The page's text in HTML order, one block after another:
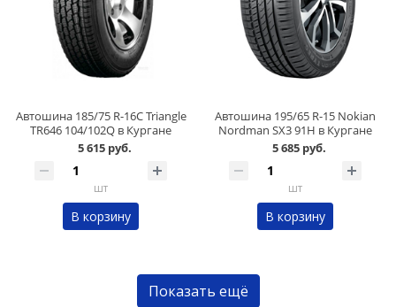
Автошина 185/75 R-16C Triangle
TR646 104/102Q в Кургане
5 615 руб.
шт
В корзину
Автошина 195/65 R-15 Nokian
Nordman SX3 91Н в Кургане
5 685 руб.
шт
В корзину
Показать ещё